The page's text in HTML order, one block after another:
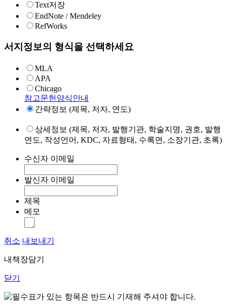
Text저장
EndNote / Mendeley
RefWorks
서지정보의 형식을 선택하세요
MLA
APA
Chicago
참고문헌양식안내
간략정보 (제목, 저자, 연도)
상세정보 (제목, 저자, 발행기관, 학술지명, 권호, 발행
연도, 작성언어, KDC, 자료형태, 수록면, 소장기관, 초록)
수신자 이메일
발신자 이메일
제목
메모
취소 내보내기
내책장담기
닫기
표가 있는 항목은 반드시 기재해 주셔야 합니다.